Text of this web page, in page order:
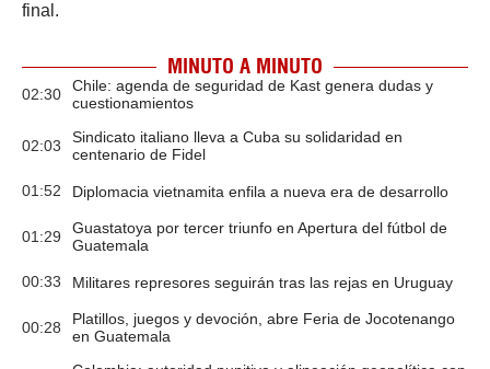
final.
MINUTO A MINUTO
02:30
Chile: agenda de seguridad de Kast genera dudas y
cuestionamientos
02:03
Sindicato italiano lleva a Cuba su solidaridad en
centenario de Fidel
01:52 Diplomacia vietnamita enfila a nueva era de desarrollo
01:29
Guastatoya por tercer triunfo en Apertura del fútbol de
Guatemala
00:33 Militares represores seguirán tras las rejas en Uruguay
00:28
Platillos, juegos y devoción, abre Feria de Jocotenango
en Guatemala